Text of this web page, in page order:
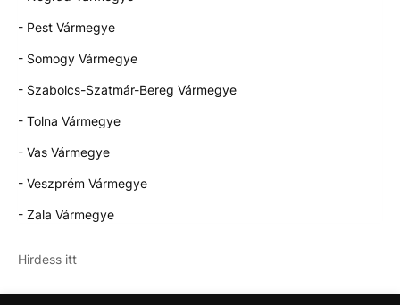
- Pest Vármegye
- Somogy Vármegye
- Szabolcs-Szatmár-Bereg Vármegye
- Tolna Vármegye
- Vas Vármegye
- Veszprém Vármegye
- Zala Vármegye
Hirdess itt